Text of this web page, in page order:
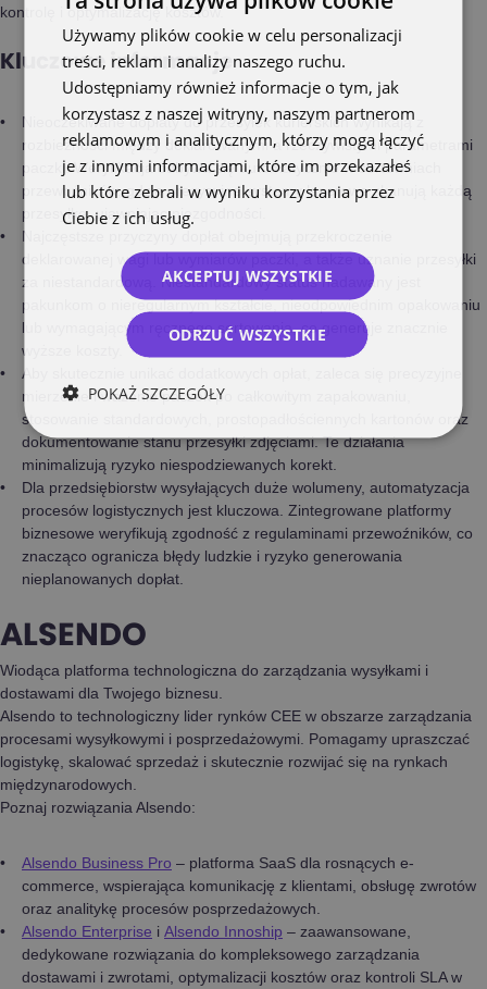
kontrolę i optymalizację kosztów.
Kluczowe informacje
Nieoczekiwane dopłaty do przesyłek kurierskich wynikają z
rozbieżności między deklarowanymi a rzeczywistymi parametrami
paczki. Weryfikacja odbywa się automatycznie w sortowniach
przewoźników, gdzie precyzyjne systemy laserowe skanują każdą
przesyłkę, ujawniając niezgodności.
Najczęstsze przyczyny dopłat obejmują przekroczenie
deklarowanej wagi lub wymiarów paczki, a także uznanie przesyłki
za niestandardową. Niestandardowy status nadawany jest
pakunkom o nieregularnym kształcie, nieodpowiednim opakowaniu
lub wymagającym ręcznego sortowania, co generuje znacznie
wyższe koszty.
Aby skutecznie unikać dodatkowych opłat, zaleca się precyzyjne
mierzenie i ważenie paczek po całkowitym zapakowaniu,
stosowanie standardowych, prostopadłościennych kartonów oraz
dokumentowanie stanu przesyłki zdjęciami. Te działania
minimalizują ryzyko niespodziewanych korekt.
Dla przedsiębiorstw wysyłających duże wolumeny, automatyzacja
procesów logistycznych jest kluczowa. Zintegrowane platformy
biznesowe weryfikują zgodność z regulaminami przewoźników, co
znacząco ogranicza błędy ludzkie i ryzyko generowania
nieplanowanych dopłat.
ALSENDO
Wiodąca platforma technologiczna do zarządzania wysyłkami i
dostawami dla Twojego biznesu.
Alsendo to technologiczny lider rynków CEE w obszarze zarządzania
procesami wysyłkowymi i posprzedażowymi. Pomagamy upraszczać
logistykę, skalować sprzedaż i skutecznie rozwijać się na rynkach
międzynarodowych.
Poznaj rozwiązania Alsendo:
Alsendo Business Pro – platforma SaaS dla rosnących e-
commerce, wspierająca komunikację z klientami, obsługę zwrotów
oraz analitykę procesów posprzedażowych.
Alsendo Enterprise i Alsendo Innoship – zaawansowane,
dedykowane rozwiązania do kompleksowego zarządzania
dostawami i zwrotami, optymalizacji kosztów oraz kontroli SLA w
Używamy plików cookie w celu personalizacji
treści, reklam i analizy naszego ruchu.
Udostępniamy również informacje o tym, jak
korzystasz z naszej witryny, naszym partnerom
reklamowym i analitycznym, którzy mogą łączyć
je z innymi informacjami, które im przekazałeś
lub które zebrali w wyniku korzystania przez
Ciebie z ich usług.
AKCEPTUJ WSZYSTKIE
ODRZUĆ WSZYSTKIE
POKAŻ SZCZEGÓŁY